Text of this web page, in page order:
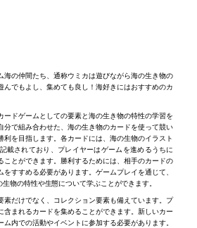
の仲間たち、通称ウミカは遊びながら海の生き物の
んでもよし、集めても良し！海好きにはおすすめのカ
ドゲームとしての要素と海の生き物の特性の学習を
分で組み合わせた、海の生き物のカードを使って競い
を目指します。各カードには、海の生物のイラスト
載されており、プレイヤーはゲームを進めるうちに
ことができます。勝利するためには、相手のカードの
すすめる必要があります。ゲームプレイを通じて、
物の特性や生態について学ぶことができます。
だけでなく、コレクション要素も備えています。プ
含まれるカードを集めることができます。新しいカー
ム内での活動やイベントに参加する必要があります。